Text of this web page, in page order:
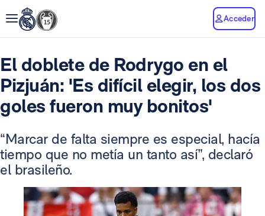
Acceder
El doblete de Rodrygo en el
Pizjuán: 'Es difícil elegir, los dos
goles fueron muy bonitos'
“Marcar de falta siempre es especial, hacía
tiempo que no metía un tanto así”, declaró
el brasileño.